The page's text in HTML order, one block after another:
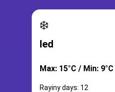
❄️
led
Max: 15°C / Min: 9°C
Rayiny days: 12